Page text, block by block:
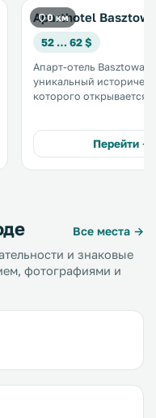
0 км
Aparthotel Basztowa
52 … 62 $
Апарт-отель Basztowa
уникальный
которого открывается
услугам гостей
в Интернет. .
Перейти →
Все места →
и знаковые
фотографиями и